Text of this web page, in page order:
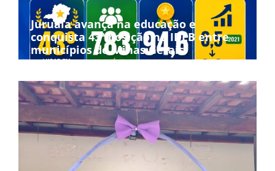
Juruaia avança na educação e
conquista 43ª posição no IDEB entre
municípios de Minas Gerais